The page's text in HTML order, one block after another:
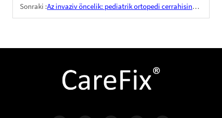
Sonraki :Az invaziv öncelik: pediatrik ortopedi cerrahisinde iç sabitleme teknolojisi yenilikleri